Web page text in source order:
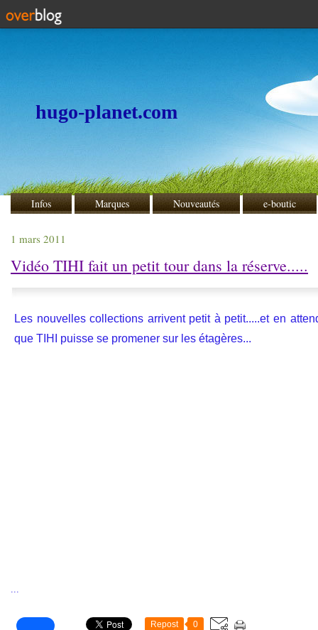
hugo-planet.com
Infos Marques Nouveautés e-boutic
1 mars 2011
Vidéo TIHI fait un petit tour dans la réserve.....
Les nouvelles collections arrivent petit à petit.....et en
que TIHI puisse se promener sur les étagères...
...
Repost 0